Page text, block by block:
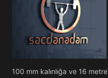
100 mm kalınlığa ve 16 metre